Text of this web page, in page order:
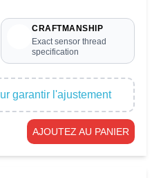
CRAFTMANSHIP
Exact sensor thread
specification
garantir l'ajustement
AJOUTEZ AU PANIER